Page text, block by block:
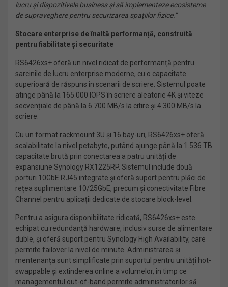
lucru și dispozitivele business și să implementeze ecosisteme
de supraveghere pentru securizarea spațiilor fizice.”
Stocare enterprise de înaltă performanță, construită
pentru fiabilitate și securitate
RS6426xs+ oferă un nivel ridicat de performanță pentru
sarcinile de lucru enterprise moderne, cu o capacitate
superioară de răspuns în scenarii de scriere. Sistemul poate
atinge până la 165.000 IOPS în scriere aleatorie 4K și viteze
secvențiale de până la 6.700 MB/s la citire și 4.300 MB/s la
scriere.
Cu un format rackmount 3U și 16 bay-uri, RS6426xs+ oferă
scalabilitate la nivel petabyte, putând ajunge până la 1.536 TB
capacitate brută prin conectarea a patru unități de
expansiune Synology RX1225RP. Sistemul include două
porturi 10GbE RJ45 integrate și oferă suport pentru plăci de
rețea suplimentare 10/25GbE, precum și conectivitate Fibre
Channel pentru aplicații dedicate de stocare block-level.
Pentru a asigura disponibilitate ridicată, RS6426xs+ este
echipat cu redundanță hardware, inclusiv surse de alimentare
duble, și oferă suport pentru Synology High Availability, care
permite failover la nivel de minute. Administrarea și
mentenanța sunt simplificate prin suportul pentru unități hot-
swappable și extinderea online a volumelor, în timp ce
managementul out-of-band permite administratorilor să